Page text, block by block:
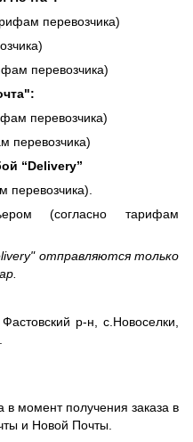
перевозчика)
перевозчика)
перевозчика)
перевозчика)
“Delivery”
перевозчика).
(согласно тарифам
отправляются только
р-н, с.Новоселки,
в момент получения заказа в
и Новой Почты.